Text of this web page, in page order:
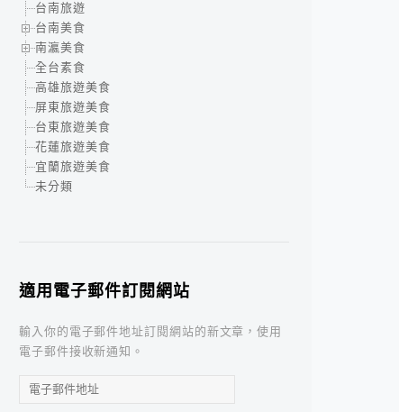
台南旅遊
台南美食
南瀛美食
全台素食
高雄旅遊美食
屏東旅遊美食
台東旅遊美食
花蓮旅遊美食
宜蘭旅遊美食
未分類
適用電子郵件訂閱網站
輸入你的電子郵件地址訂閱網站的新文章，使用
電子郵件接收新通知。
電